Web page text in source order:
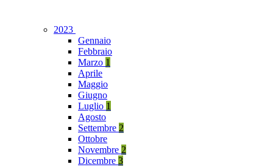
2023
Gennaio
Febbraio
Marzo 1
Aprile
Maggio
Giugno
Luglio 1
Agosto
Settembre 2
Ottobre
Novembre 2
Dicembre 3